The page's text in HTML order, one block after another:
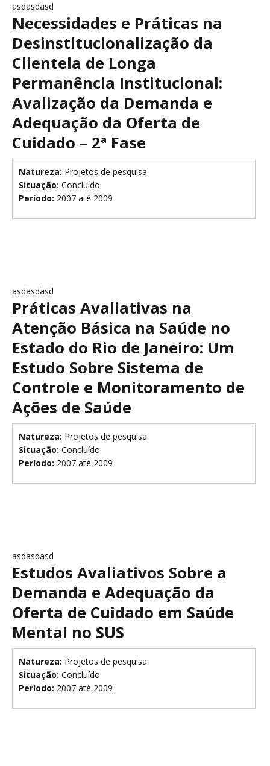
asdasdasd
Necessidades e Práticas na
Desinstitucionalização da
Clientela de Longa
Permanência Institucional:
Avalização da Demanda e
Adequação da Oferta de
Cuidado – 2ª Fase
Natureza: Projetos de pesquisa
Situação: Concluído
Período: 2007 até 2009
asdasdasd
Práticas Avaliativas na
Atenção Básica na Saúde no
Estado do Rio de Janeiro: Um
Estudo Sobre Sistema de
Controle e Monitoramento de
Ações de Saúde
Natureza: Projetos de pesquisa
Situação: Concluído
Período: 2007 até 2009
asdasdasd
Estudos Avaliativos Sobre a
Demanda e Adequação da
Oferta de Cuidado em Saúde
Mental no SUS
Natureza: Projetos de pesquisa
Situação: Concluído
Período: 2007 até 2009